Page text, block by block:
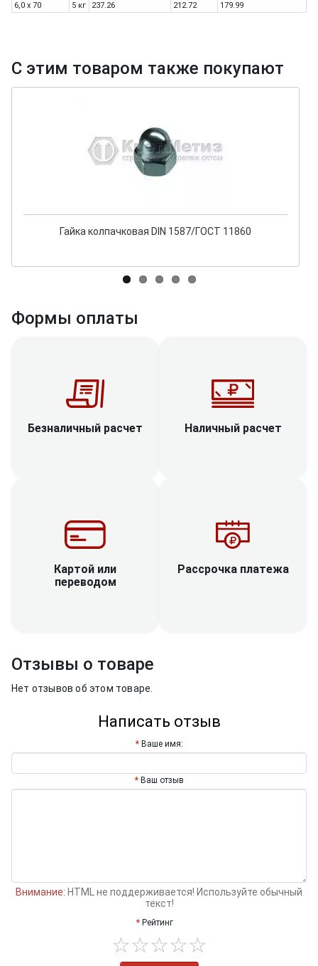
6,0 x 70
5 кг 237.26 212.72 179.99
С этим товаром также покупают
Гайка колпачковая DIN 1587/ГОСТ 11860
Формы оплаты
Безналичный расчет Наличный расчет
Картой или
переводом
Рассрочка платежа
Отзывы о товаре
Нет отзывов об этом товаре.
Написать отзыв
Ваше имя:
Ваш отзыв
Внимание: HTML не поддерживается! Используйте обычный
текст!
Рейтинг